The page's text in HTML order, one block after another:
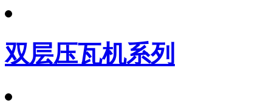
双层压瓦机系列